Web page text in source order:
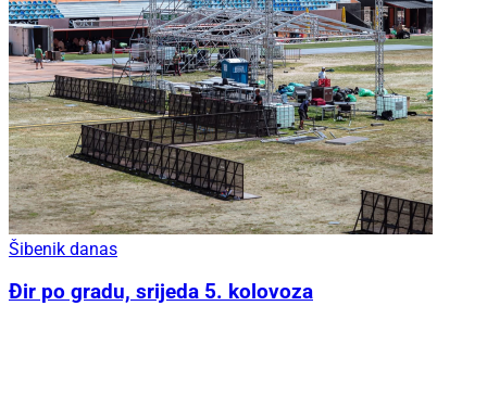
Šibenik danas
Đir po gradu, srijeda 5. kolovoza